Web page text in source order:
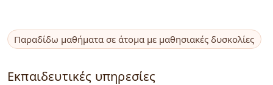
Παραδίδω μαθήματα σε άτομα με μαθησιακές δυσκολίες
Εκπαιδευτικές υπηρεσίες